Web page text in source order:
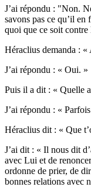
J’ai répondu : "Non.
savons pas ce qu’il en
quoi que ce soit contre
Héraclius demanda : «
J’ai répondu : « Oui. »
Puis il a dit : « Quelle
J’ai répondu : «
Héraclius dit : « Que
J’ai dit : « Il nous dit
avec Lui et de
ordonne de prier, de
bonnes relations avec